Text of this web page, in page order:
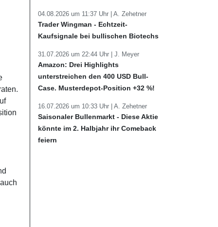
04.08.2026 um 11:37 Uhr | A. Zehetner
Trader Wingman - Echtzeit-
Kaufsignale bei bullischen Biotechs
31.07.2026 um 22:44 Uhr | J. Meyer
Amazon: Drei Highlights
unterstreichen den 400 USD Bull-
Case. Musterdepot-Position +32 %!
16.07.2026 um 10:33 Uhr | A. Zehetner
Saisonaler Bullenmarkt - Diese Aktie
könnte im 2. Halbjahr ihr Comeback
feiern